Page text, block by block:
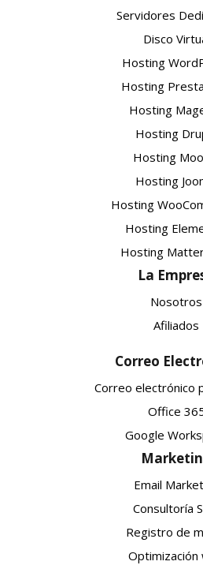
Servidores
Disco
Hosting
Hosting
Hosting
Hosting
Hosting
Hosting
Hosting
Hosting
Hosting
La
Nosotros
Afiliados
Correo
Correo electrónico
Office
Google
Email
Consultoría
Registro de
Optimización